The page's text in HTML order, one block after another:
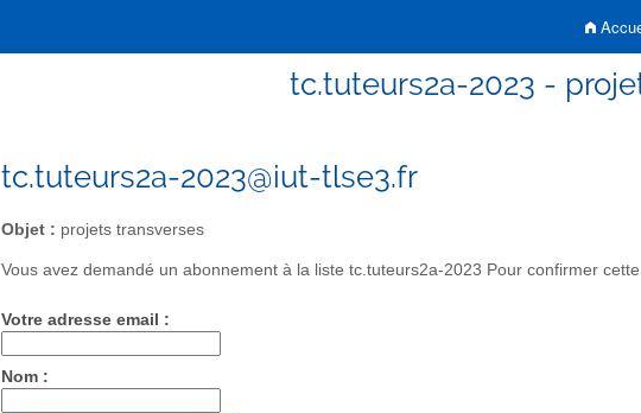
tc.tuteurs2a-2023 -
tc.tuteurs2a-2023@iut-tlse3.fr
Objet : projets transverses
Vous avez demandé un abonnement à la liste tc.tuteurs2a-2023 Pour confirmer
Votre adresse email :
Nom :